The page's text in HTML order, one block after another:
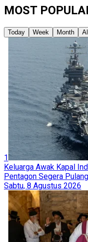
MOST
Today Week Month
1
Keluarga Awak Kapal
Pentagon Segera
Sabtu, 8 Agustus 2026